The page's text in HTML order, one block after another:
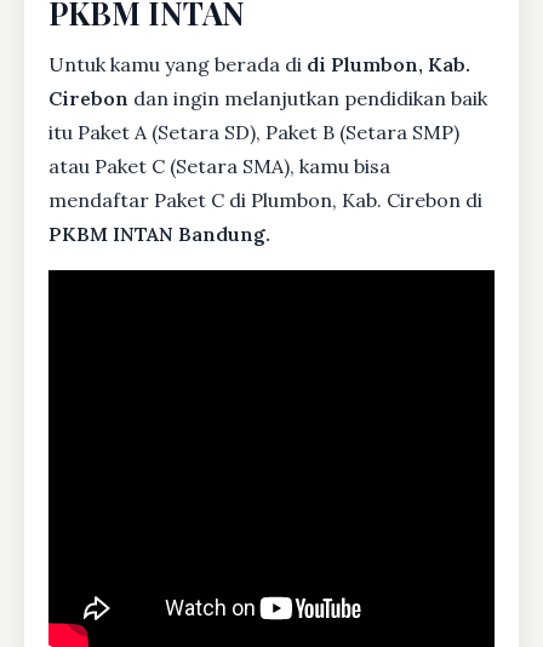
PKBM INTAN
Untuk kamu yang berada di di Plumbon, Kab.
Cirebon dan ingin melanjutkan pendidikan baik
itu Paket A (Setara SD), Paket B (Setara SMP)
atau Paket C (Setara SMA), kamu bisa
mendaftar Paket C di Plumbon, Kab. Cirebon di
PKBM INTAN Bandung.